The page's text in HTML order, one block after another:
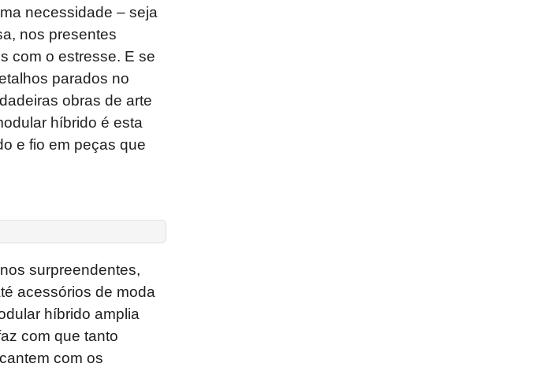
necessidade – seja
nos presentes
com o estresse. E se
parados no
obras de arte
híbrido é esta
e fio em peças que
surpreendentes,
acessórios de moda
híbrido amplia
com que tanto
com os